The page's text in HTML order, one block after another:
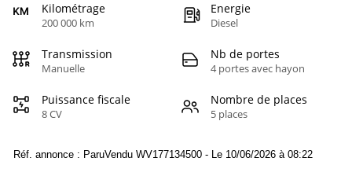
Kilométrage
200 000 km
Energie
Diesel
Transmission
Manuelle
Nb de portes
4 portes avec hayon
Puissance fiscale
8 CV
Nombre de places
5 places
Réf. annonce : ParuVendu WV177134500 - Le 10/06/2026 à 08:22